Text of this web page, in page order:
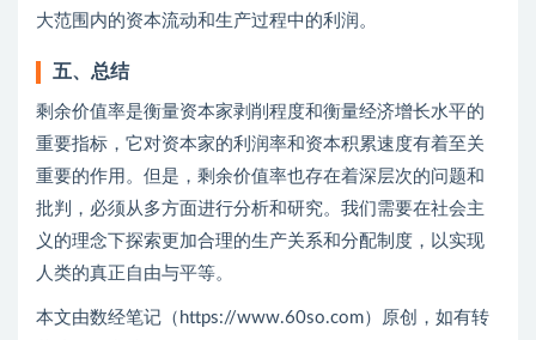
大范围内的资本流动和生产过程中的利润。
五、总结
剩余价值率是衡量资本家剥削程度和衡量经济增长水平的
重要指标，它对资本家的利润率和资本积累速度有着至关
重要的作用。但是，剩余价值率也存在着深层次的问题和
批判，必须从多方面进行分析和研究。我们需要在社会主
义的理念下探索更加合理的生产关系和分配制度，以实现
人类的真正自由与平等。
本文由数经笔记（https://www.60so.com）原创，如有转